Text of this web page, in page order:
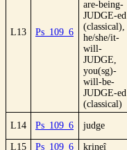
L13 Ps_109_6
are-being-
JUDGE-ed
(classical),
he/she/it-
will-
JUDGE,
you(sg)-
will-be-
JUDGE-ed
(classical)
L14 Ps_109_6 judge
L15 Ps_109_6 krineî